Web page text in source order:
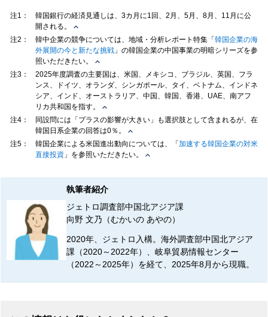
注1：
韓国銀行の経済見通しは、3カ月に1回、2月、5月、8月、11月に公
開される。
注2：
韓中企業の競争については、地域・分析レポート特集「 韓国企業の海
外展開の今と新たな挑戦」の韓国企業の中国事業の明暗シリーズを参
照いただきたい。
注3：
2025年度調査の主要国は、米国、メキシコ、ブラジル、英国、フラ
ンス、ドイツ、オランダ、シンガポール、タイ、ベトナム、インドネ
シア、インド、オーストラリア、中国、韓国、香港、UAE、南アフ
リカ共和国を指す。
注4：
同設問には「プラスの影響が大きい」も選択肢として含まれるが、在
韓国日系企業の回答は0％。
注5：
韓国企業による米国進出動向については、「 加速する韓国企業の対米
直接投資」を参照いただきたい。
執筆者紹介
ジェトロ調査部中国北アジア課
向野 文乃（むかいの あやの）
2020年、ジェトロ入構。海外調査部中国北アジア
課（2020～2022年）、岐阜貿易情報センター
（2022～2025年）を経て、2025年8月から現職。